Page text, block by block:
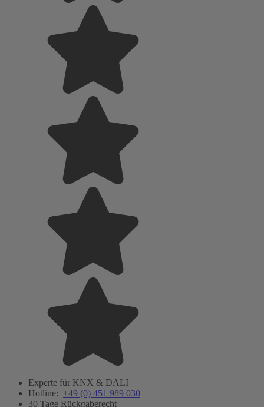
Experte für KNX & DALI
Hotline: +49 (0) 451 989 030
30 Tage Rückgaberecht